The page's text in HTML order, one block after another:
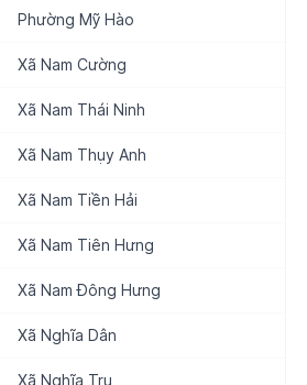
Phường Mỹ Hào
Xã Nam Cường
Xã Nam Thái Ninh
Xã Nam Thụy Anh
Xã Nam Tiền Hải
Xã Nam Tiên Hưng
Xã Nam Đông Hưng
Xã Nghĩa Dân
Xã Nghĩa Trụ